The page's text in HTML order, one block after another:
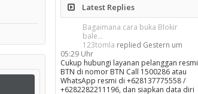
Latest Replies
Bagaimana cara buka Blokir
bale...
123tomla replied Gestern um
05:29 Uhr
Cukup hubungi layanan pelanggan resmi
BTN di nomor BTN Call 1500286 atau
WhatsApp resmi di +628137775558 /
+6282282211196, dan siapkan data diri